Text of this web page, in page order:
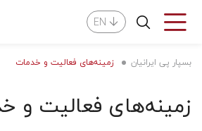
EN
بسپار پی ایرانیان زمینه‌های فعالیت و خدمات
زمینه‌های فعالیت و